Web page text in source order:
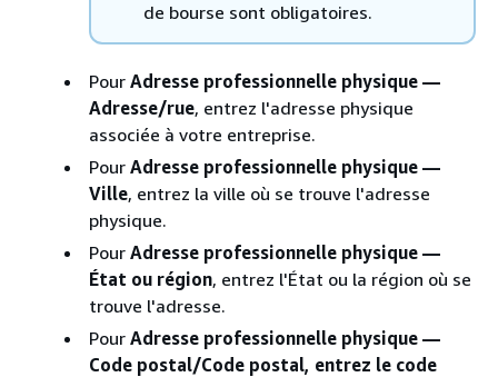
de bourse sont obligatoires.
Pour Adresse professionnelle physique —
Adresse/rue, entrez l'adresse physique
associée à votre entreprise.
Pour Adresse professionnelle physique —
Ville, entrez la ville où se trouve l'adresse
physique.
Pour Adresse professionnelle physique —
État ou région, entrez l'État ou la région où se
trouve l'adresse.
Pour Adresse professionnelle physique —
Code postal/Code postal, entrez le code